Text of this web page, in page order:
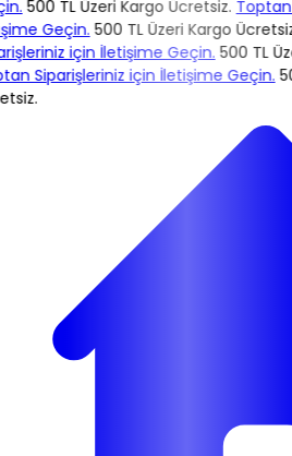
500 TL Üzeri Kargo Ücretsiz.Toptan
Geçin.500 TL Üzeri Kargo Ücretsiz.
için İletişime Geçin.500 TL
Siparişleriniz için İletişime Geçin.